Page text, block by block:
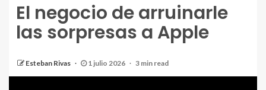
El negocio de arruinarle
las sorpresas a Apple
Esteban Rivas 1 julio 2026 3 min read